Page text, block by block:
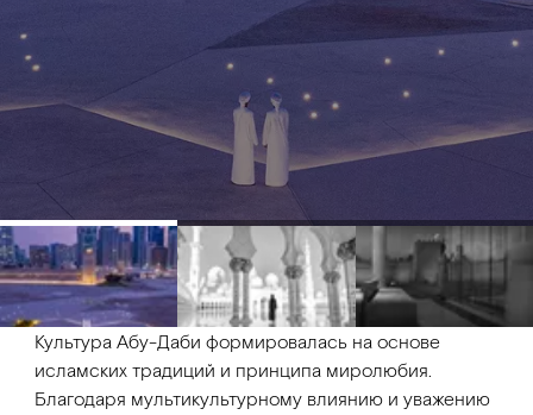
Культура Абу-Даби формировалась на основе
исламских традиций и принципа миролюбия.
Благодаря мультикультурному влиянию и уважению